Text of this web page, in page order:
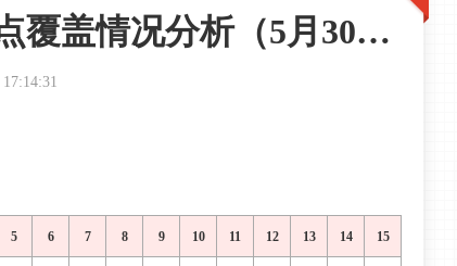
覆盖情况分析（5月30
5 6 7 8 9 10 11 12 13 14 15